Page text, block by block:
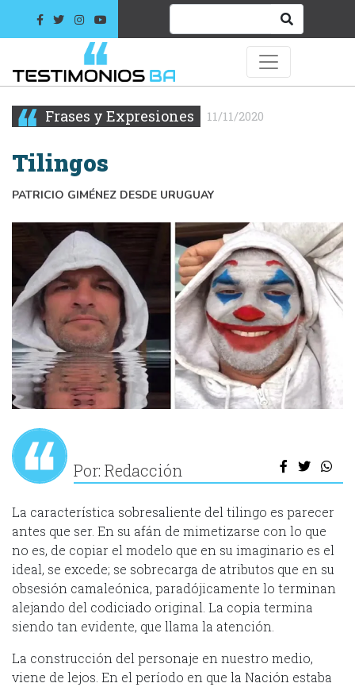
Frases y Expresiones 11/11/2020
Tilingos
PATRICIO GIMÉNEZ DESDE URUGUAY
Por: Redacción
La característica sobresaliente del tilingo es parecer
antes que ser. En su afán de mimetizarse con lo que
no es, de copiar el modelo que en su imaginario es el
ideal, se excede; se sobrecarga de atributos que en su
obsesión camaleónica, paradójicamente lo terminan
alejando del codiciado original. La copia termina
siendo tan evidente, que llama la atención.
La construcción del personaje en nuestro medio,
viene de lejos. En el período en que la Nación estaba